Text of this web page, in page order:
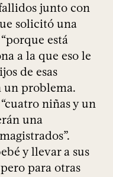
junto con
solicitó una
está
a la que eso le
de esas
un problema.
niñas y un
una
y llevar a sus
para otras